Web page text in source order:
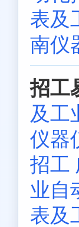
表及
南仪
招工
及工
仪器
招工
业自
表及